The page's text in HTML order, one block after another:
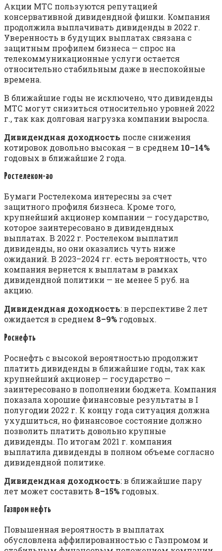
Акции МТС пользуются репутацией
консервативной дивидендной фишки. Компания
продолжила выплачивать дивиденды в 2022 г.
Уверенность в будущих выплатах связана с
защитным профилем бизнеса — спрос на
телекоммуникационные услуги остается
относительно стабильным даже в неспокойные
времена.
В ближайшие годы не исключено, что дивиденды
МТС могут снизиться относительно уровней 2022
г., так как долговая нагрузка компании выросла.
Дивидендная доходность после снижения
котировок довольно высокая — в среднем 10–14%
годовых в ближайшие 2 года.
Ростелеком-ао
Бумаги Ростелекома интересны за счет
защитного профиля бизнеса. Кроме того,
крупнейший акционер компании — государство,
которое заинтересовано в дивидендных
выплатах. В 2022 г. Ростелеком выплатил
дивиденды, но они оказались чуть ниже
ожиданий. В 2023–2024 гг. есть вероятность, что
компания вернется к выплатам в рамках
дивидендной политики — не менее 5 руб. на
акцию.
Дивидендная доходность: в перспективе 2 лет
ожидается в среднем 8–9% годовых.
Роснефть
Роснефть с высокой вероятностью продолжит
платить дивиденды в ближайшие годы, так как
крупнейший акционер — государство —
заинтересовано в пополнении бюджета. Компания
показала хорошие финансовые результаты в I
полугодии 2022 г. К концу года ситуация должна
ухудшиться, но финансовое состояние должно
позволить платить довольно крупные
дивиденды. По итогам 2021 г. компания
выплатила дивиденды в полном объеме согласно
дивидендной политике.
Дивидендная доходность: в ближайшие пару
лет может составить 8–15% годовых.
Газпром нефть
Повышенная вероятность в выплатах
обусловлена аффилированностью с Газпромом и